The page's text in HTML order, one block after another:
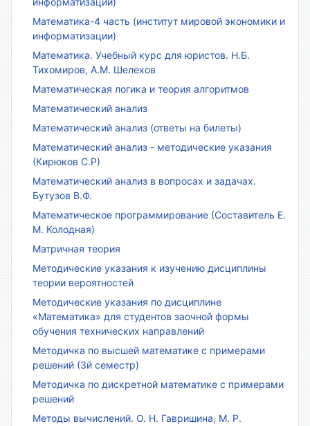
Математика-4 часть (институт мировой экономики и
информатизации)
Математика. Учебный курс для юристов. Н.Б.
Тихомиров, А.М. Шелехов
Математическая логика и теория алгоритмов
Математический анализ
Математический анализ (ответы на билеты)
Математический анализ - методические указания
(Кирюков С.Р)
Математический анализ в вопросах и задачах.
Бутузов В.Ф.
Математическое программирование (Составитель Е.
М. Колодная)
Матричная теория
Методические указания к изучению дисциплины
теории вероятностей
Методические указания по дисциплине
«Математика» для студентов заочной формы
обучения технических направлений
Методичка по высшей математике с примерами
решений (3й семестр)
Методичка по дискретной математике с примерами
решений
Методы вычислений. О. Н. Гавришина, М. Р.